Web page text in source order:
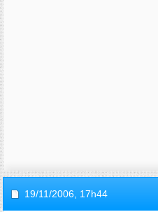
19/11/2006, 17h44